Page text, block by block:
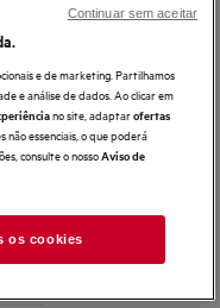
e de marketing. Partilhamos
e análise de dados. Ao clicar em
no site, adaptarofertas
essenciais, o que poderá
consulte o nossoAviso de
os cookies
Continuar sem aceitar